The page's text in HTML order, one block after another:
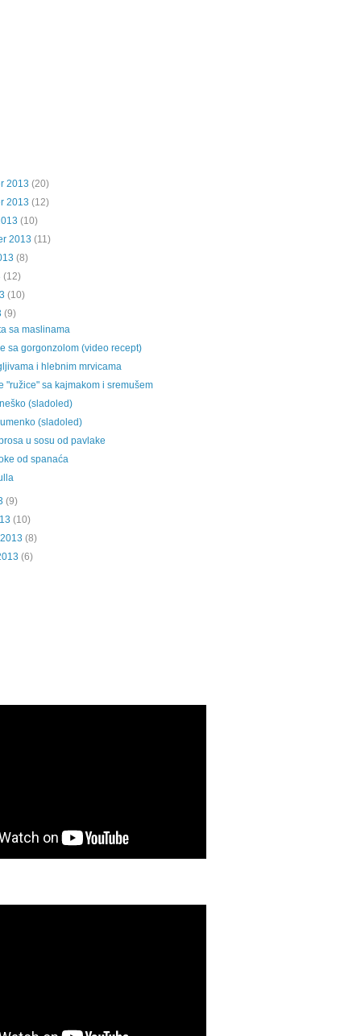
2013 (20)
2013 (12)
(10)
2013 (11)
(8)
(12)
(10)
(9)
sa maslinama
sa gorgonzolom (video recept)
i hlebnim mrvicama
"ružice" sa kajmakom i sremušem
(sladoled)
(sladoled)
u sosu od pavlake
od spanaća
(9)
(10)
(8)
(6)